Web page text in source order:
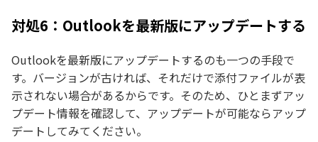
対処6：Outlookを最新版にアップデートする
Outlookを最新版にアップデートするのも一つの手段で
す。バージョンが古ければ、それだけで添付ファイルが表
示されない場合があるからです。そのため、ひとまずアッ
プデート情報を確認して、アップデートが可能ならアップ
デートしてみてください。